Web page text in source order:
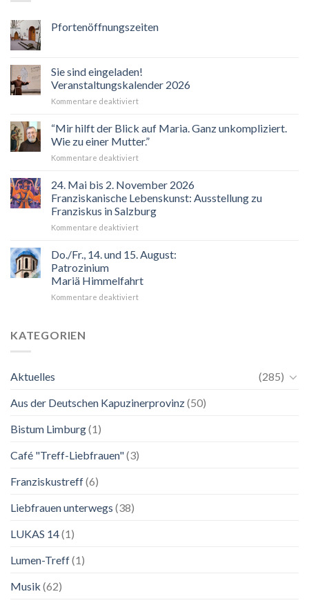
Pfortenöffnungszeiten
Sie sind eingeladen!
Veranstaltungskalender 2026
Kommentare deaktiviertfür
sind
eingeladen!
Veranstaltungskalender
2026
“Mir hilft der Blick auf Maria. Ganz unkompliziert.
Wie zu einer Mutter.”
Kommentare deaktiviertfür
hilft
der
Blick
auf
Maria.
unkompliziert.
einer
Mutter.”
24. Mai bis 2. November 2026
Franziskanische Lebenskunst: Ausstellung zu
Franziskus in Salzburg
Kommentare deaktiviertfür
Mai
bis
November
2026
Do./Fr., 14. und 15. August:
Patrozinium
Mariä Himmelfahrt
Kommentare deaktiviertfür
KATEGORIEN
Aktuelles
(285)
Aus der Deutschen Kapuzinerprovinz(50)
Bistum Limburg(1)
Café "Treff-Liebfrauen"(3)
Franziskustreff(6)
Liebfrauen unterwegs (38)
LUKAS 14(1)
Lumen-Treff(1)
Musik (62)